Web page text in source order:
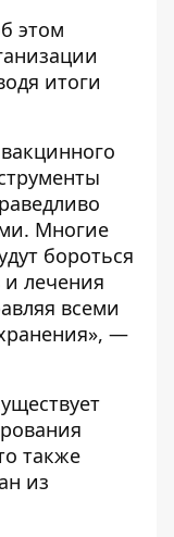
этом
итоги
Многие
бороться
и лечения
всеми
—
также
из